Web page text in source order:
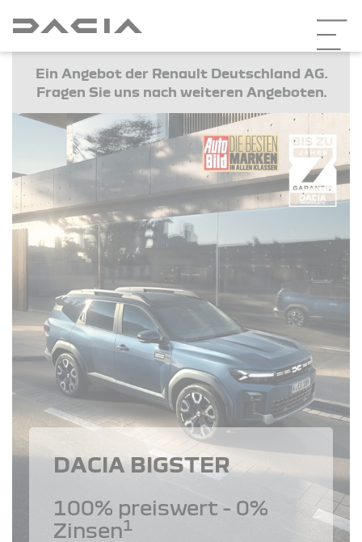
Ein Angebot der Renault Deutschland AG.
Fragen Sie uns nach weiteren Angeboten.
DACIA BIGSTER
100% preiswert - 0%
Zinsen1